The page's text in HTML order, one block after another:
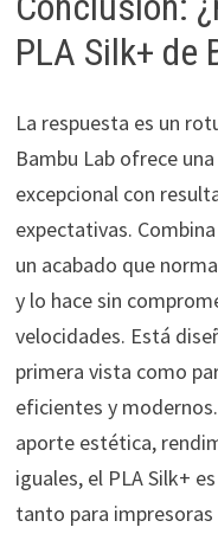
PLA Silk+ de
La respuesta es un
Bambu Lab ofrece
excepcional con
expectativas.
un acabado que
y lo hace sin
velocidades. Está
primera vista como
eficientes y
aporte estética,
iguales, el PLA Silk+
tanto para